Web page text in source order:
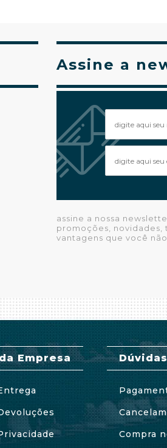
Assine a
assine a nossa
promoções, novidades,
vantagens que você
Empresa Dúvidas
Compra